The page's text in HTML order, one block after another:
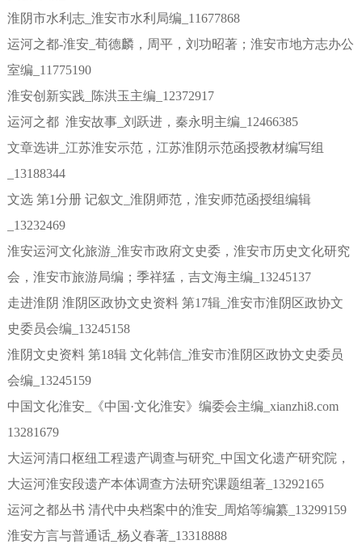
淮阴市水利志_淮安市水利局编_11677868
运河之都-淮安_荀德麟，周平，刘功昭著；淮安市地方志办公
室编_11775190
淮安创新实践_陈洪玉主编_12372917
运河之都 淮安故事_刘跃进，秦永明主编_12466385
文章选讲_江苏淮安示范，江苏淮阴示范函授教材编写组
_13188344
文选 第1分册 记叙文_淮阴师范，淮安师范函授组编辑
_13232469
淮安运河文化旅游_淮安市政府文史委，淮安市历史文化研究
会，淮安市旅游局编；季祥猛，吉文海主编_13245137
走进淮阴 淮阴区政协文史资料 第17辑_淮安市淮阴区政协文
史委员会编_13245158
淮阴文史资料 第18辑 文化韩信_淮安市淮阴区政协文史委员
会编_13245159
中国文化淮安_《中国·文化淮安》编委会主编_xianzhi8.com
13281679
大运河清口枢纽工程遗产调查与研究_中国文化遗产研究院，
大运河淮安段遗产本体调查方法研究课题组著_13292165
运河之都丛书 清代中央档案中的淮安_周焰等编纂_13299159
淮安方言与普通话_杨义春著_13318888